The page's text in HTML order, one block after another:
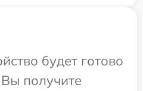
будет готово
получите